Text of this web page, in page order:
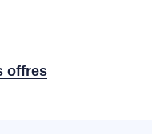
offres